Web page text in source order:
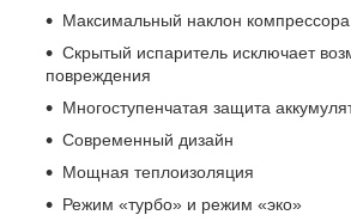
Максимальный наклон
Скрытый испаритель исключает
повреждения
Многоступенчатая защита
Современный дизайн
Мощная теплоизоляция
Режим «турбо» и режим «эко»